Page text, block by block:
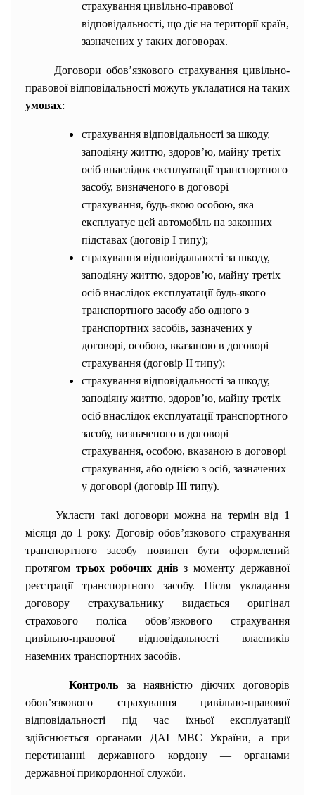
страхування цивільно-правової
відповідальності, що діє на території країн,
зазначених у таких договорах.
Договори обов’язкового страхування цивільно-
правової відповідальності можуть укладатися на таких
умовах:
страхування відповідальності за шкоду,
заподіяну життю, здоров’ю, майну третіх
осіб внаслідок експлуатації транспортного
засобу, визначеного в договорі
страхування, будь-якою особою, яка
експлуатує цей автомобіль на законних
підставах (договір I типу);
страхування відповідальності за шкоду,
заподіяну життю, здоров’ю, майну третіх
осіб внаслідок експлуатації будь-якого
транспортного засобу або одного з
транспортних засобів, зазначених у
договорі, особою, вказаною в договорі
страхування (договір II типу);
страхування відповідальності за шкоду,
заподіяну життю, здоров’ю, майну третіх
осіб внаслідок експлуатації транспортного
засобу, визначеного в договорі
страхування, особою, вказаною в договорі
страхування, або однією з осіб, зазначених
у договорі (договір III типу).
Укласти такі договори можна на термін від 1
місяця до 1 року. Договір обов’язкового страхування
транспортного засобу повинен бути оформлений
протягом трьох робочих днівз моменту державної
реєстрації транспортного засобу. Після укладання
договору страхувальнику видається оригінал
страхового поліса обов’язкового страхування
цивільно-правової відповідальності власників
наземних транспортних засобів.
Контроль за наявністю діючих договорів
обов’язкового страхування цивільно-правової
відповідальності під час їхньої експлуатації
здійснюється органами ДАІ МВС України, а при
перетинанні державного кордону — органами
державної прикордонної служби.